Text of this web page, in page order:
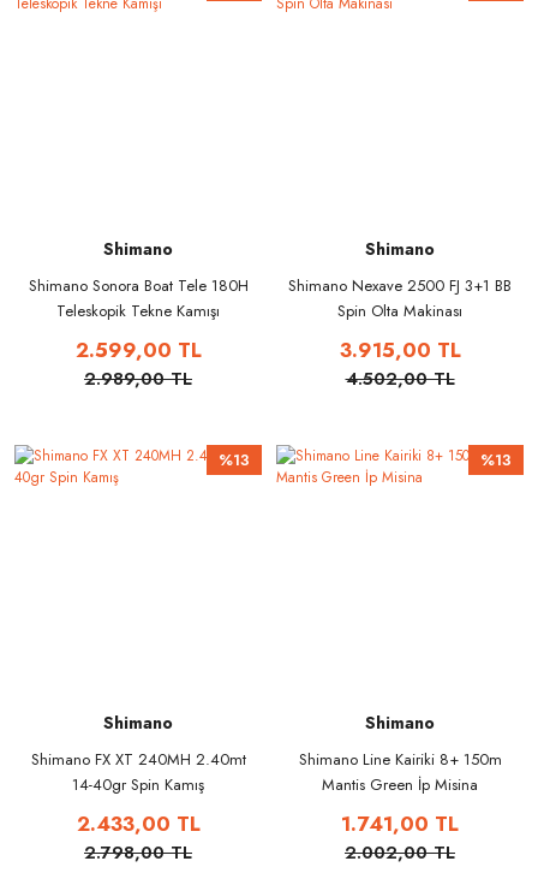
Shimano
Shimano Sonora Boat Tele 180H
Teleskopik Tekne Kamışı
2.599,00 TL
2.989,00 TL
Shimano
Shimano Nexave 2500 FJ 3+1 BB
Spin Olta Makinası
3.915,00 TL
4.502,00 TL
%13
Shimano
Shimano FX XT 240MH 2.40mt
14-40gr Spin Kamış
2.433,00 TL
2.798,00 TL
%13
Shimano
Shimano Line Kairiki 8+ 150m
Mantis Green İp Misina
1.741,00 TL
2.002,00 TL